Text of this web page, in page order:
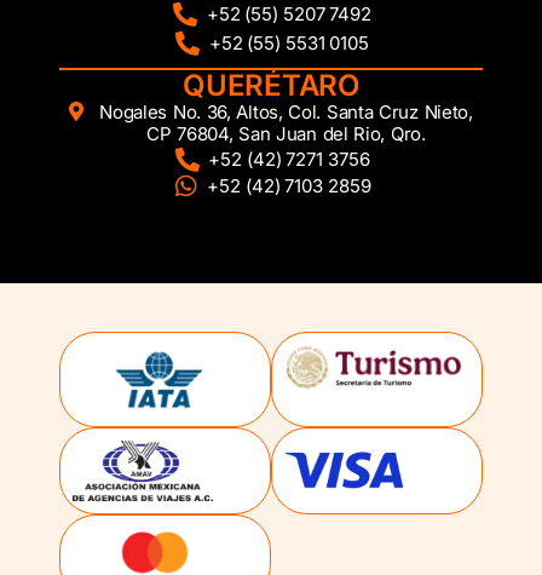
+52 (55) 5207 7492
+52 (55) 5531 0105
QUERÉTARO
Nogales No. 36, Altos, Col. Santa Cruz Nieto,
CP 76804, San Juan del Rio, Qro.
+52 (42) 7271 3756
+52 (42) 7103 2859